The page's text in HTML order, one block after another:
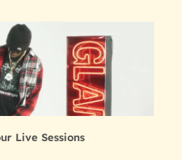
Live Sessions